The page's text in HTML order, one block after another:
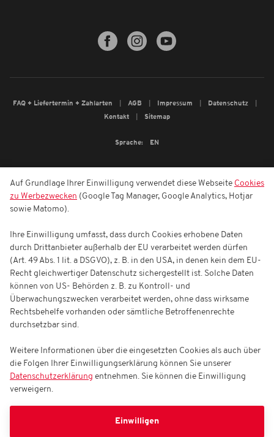
FAQ + Liefertermin + Zahlarten AGB Impressum
Datenschutz
Kontakt
Sitemap
Sprache: EN
Auf Grundlage Ihrer Einwilligung verwendet diese Webseite Cookies
zu Werbezwecken (Google Tag Manager, Google Analytics, Hotjar
sowie Matomo).
Ihre Einwilligung umfasst, dass durch Cookies erhobene Daten
durch Drittanbieter außerhalb der EU verarbeitet werden dürfen
(Art. 49 Abs. 1 lit. a DSGVO), z. B. in den USA, in denen kein dem EU-
Recht gleichwertiger Datenschutz sichergestellt ist. Solche Daten
können von US- Behörden z. B. zu Kontroll- und
Überwachungszwecken verarbeitet werden, ohne dass wirksame
Rechtsbehelfe vorhanden oder sämtliche Betroffenenrechte
durchsetzbar sind.
Weitere Informationen über die eingesetzten Cookies als auch über
die Folgen Ihrer Einwilligungserklärung können Sie unserer
Datenschutzerklärung entnehmen. Sie können die Einwilligung
verweigern.
Einwilligen